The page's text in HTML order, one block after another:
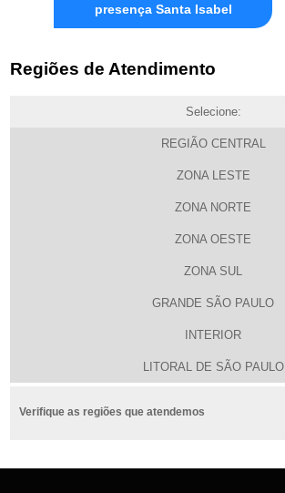
presença Santa Isabel
Regiões de Atendimento
Selecione:
REGIÃO CENTRAL
ZONA LESTE
ZONA NORTE
ZONA OESTE
ZONA SUL
GRANDE SÃO PAULO
INTERIOR
LITORAL DE SÃO PAULO
Verifique as regiões que atendemos